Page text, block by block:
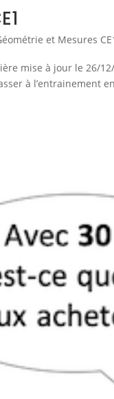
et Mesures
mise à jour le 26/
à l’entrainement